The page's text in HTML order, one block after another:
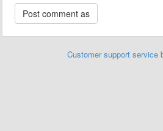
Customer support service